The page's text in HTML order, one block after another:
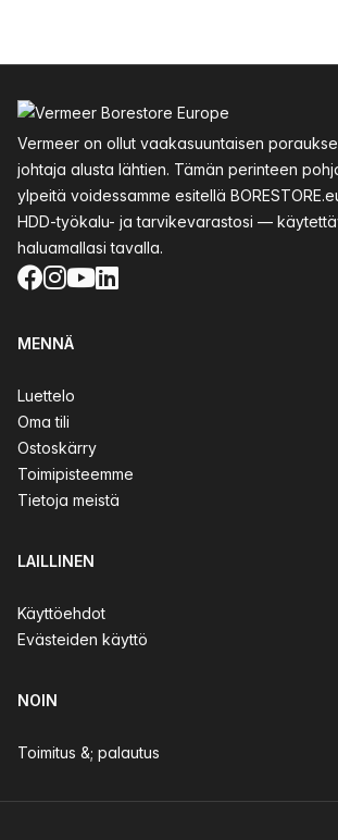
Vermeer on ollut vaakasuuntaisen
johtaja alusta lähtien. Tämän perinteen
ylpeitä voidessamme esitellä
HDD-työkalu- ja tarvikevarastosi —
haluamallasi tavalla.
Facebook
Instagram
YouTube
LinkedIn
MENNÄ
Luettelo
Oma tili
Ostoskärry
Toimipisteemme
Tietoja meistä
LAILLINEN
Käyttöehdot
Evästeiden käyttö
NOIN
Toimitus &; palautus